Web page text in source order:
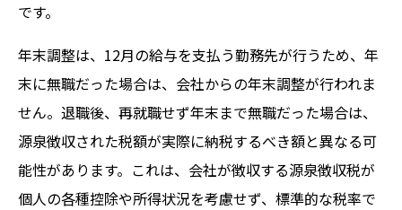
です。
年末調整は、12月の給与を支払う勤務先が行うため、年
末に無職だった場合は、会社からの年末調整が行われま
せん。退職後、再就職せず年末まで無職だった場合は、
源泉徴収された税額が実際に納税するべき額と異なる可
能性があります。これは、会社が徴収する源泉徴収税が
個人の各種控除や所得状況を考慮せず、標準的な税率で